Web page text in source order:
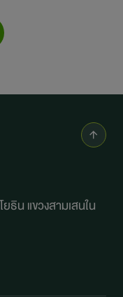
ยธิน แขวงสามเสนใน